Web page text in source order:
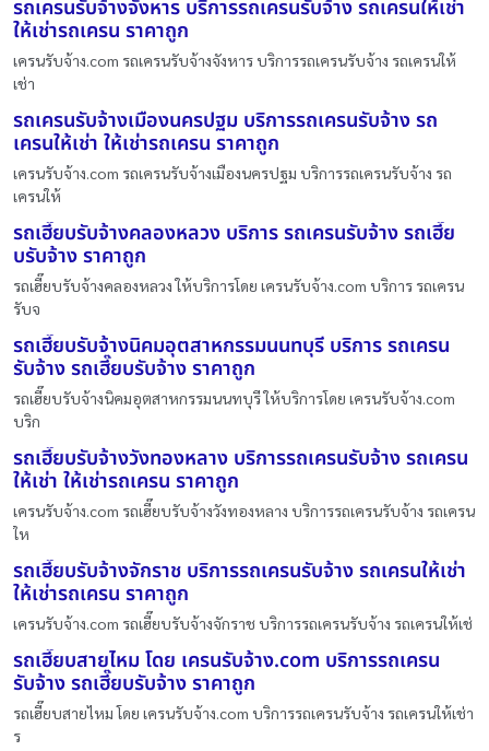
รถเครนรับจ้างจังหาร บริการรถเครนรับจ้าง รถเครนให้เช่า
ให้เช่ารถเครน ราคาถูก
เครนรับจ้าง.com รถเครนรับจ้างจังหาร บริการรถเครนรับจ้าง รถเครนให้
เช่า
รถเครนรับจ้างเมืองนครปฐม บริการรถเครนรับจ้าง รถ
เครนให้เช่า ให้เช่ารถเครน ราคาถูก
เครนรับจ้าง.com รถเครนรับจ้างเมืองนครปฐม บริการรถเครนรับจ้าง รถ
เครนให้
รถเฮี๊ยบรับจ้างคลองหลวง บริการ รถเครนรับจ้าง รถเฮี๊ย
บรับจ้าง ราคาถูก
รถเฮี๊ยบรับจ้างคลองหลวง ให้บริการโดย เครนรับจ้าง.com บริการ รถเครน
รับจ
รถเฮี๊ยบรับจ้างนิคมอุตสาหกรรมนนทบุรี บริการ รถเครน
รับจ้าง รถเฮี๊ยบรับจ้าง ราคาถูก
รถเฮี๊ยบรับจ้างนิคมอุตสาหกรรมนนทบุรี ให้บริการโดย เครนรับจ้าง.com
บริก
รถเฮี๊ยบรับจ้างวังทองหลาง บริการรถเครนรับจ้าง รถเครน
ให้เช่า ให้เช่ารถเครน ราคาถูก
เครนรับจ้าง.com รถเฮี๊ยบรับจ้างวังทองหลาง บริการรถเครนรับจ้าง รถเครน
ให
รถเฮี๊ยบรับจ้างจักราช บริการรถเครนรับจ้าง รถเครนให้เช่า
ให้เช่ารถเครน ราคาถูก
เครนรับจ้าง.com รถเฮี๊ยบรับจ้างจักราช บริการรถเครนรับจ้าง รถเครนให้เช่
รถเฮี๊ยบสายไหม โดย เครนรับจ้าง.com บริการรถเครน
รับจ้าง รถเฮี๊ยบรับจ้าง ราคาถูก
รถเฮี๊ยบสายไหม โดย เครนรับจ้าง.com บริการรถเครนรับจ้าง รถเครนให้เช่า
ร